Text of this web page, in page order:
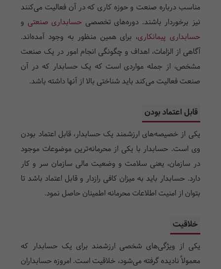
مناسب درباره صنعت و حوزه کاری که در آن فعالیت می‌کنند
نیز برخوردار باشند. دوره‌های تخصصی حسابداری صنعتی و
حسابداری پیمانکاری، برای همین منظور به وجود آمده‌اند.
آگاهی از الزامات، اهداف و چگونگی انجام امور در یک صنعت
مشخص، از جمله مواردی است که یک حسابدار که در آن
صنعت فعالیت می‌­کند باید شناختی بالا از آنها داشته باشد.
قابل اعتماد بودن
یکی از خصیصه­‌های ارزشمند یک حسابدار، قابل اعتماد بودن
وی است. حسابدار با یکی از محرمانه­‌ترین موضوعات موجود
در سازمان، یعنی سلامت و وضعیت مالی سازمان سر و کار
دارد. حسابدار باید به میزان کافی رازدار و قابل اعتماد باشد تا
بتوان از امنیت اطلاعات محرمانه اطمینان حاصل نمود.
خلاقیت
یکی از ویژگی­‌های شخصی ارزشمند برای یک حسابدار که
معمولاً نادیده گرفته می­‌شود، خلاقیت است. امروزه حسابداران